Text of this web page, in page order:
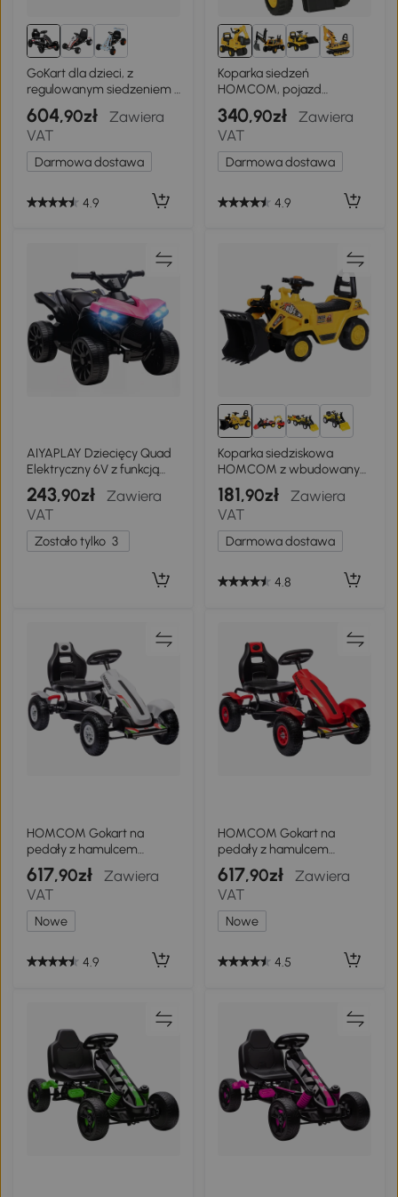
GoKart dla dzieci, z
regulowanym siedzeniem i
hamulcem
604,90zł
Zawiera
VAT
Darmowa dostawa
4.9
Koparka siedzeń
HOMCOM, pojazd
przesuwny z łyżką, koparka
do jazdy, samochód do
jazdy
340,90zł
Zawiera
VAT
Darmowa dostawa
4.9
AIYAPLAY Dziecięcy Quad
Elektryczny 6V z funkcją
jazdy do przodu i wstecz,
muzyką, reflektorami LED
Różowy
243,90zł
Zawiera
VAT
Zostało tylko 3
1+
Koparka siedziskowa
HOMCOM z wbudowanym
schowkiem, dziecięca
koparka do jazdy z
klaksonem
181,90zł
Zawiera
VAT
Darmowa dostawa
4.8
HOMCOM Gokart na
pedały z hamulcem
ręcznym, regulowanym
siedziskiem, bieg przód-tył,
do 50 kg dla dzieci 5-12 lat
Biały
617,90zł
Zawiera
VAT
Nowe
4.9
HOMCOM Gokart na
pedały z hamulcem
ręcznym, regulowanym
siedzeniem, przód-tył, do
50 kg dla dzieci 5-12 lat
Czerwony
617,90zł
Zawiera
VAT
Nowe
4.5